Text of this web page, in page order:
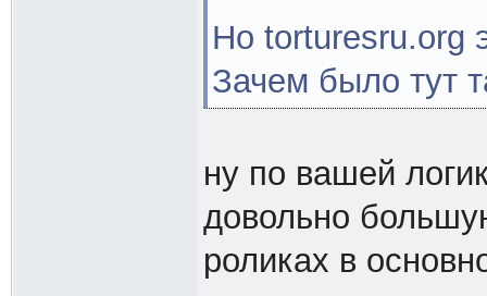
Но torturesru.org
Зачем было тут
ну по вашей
довольно
роликах в